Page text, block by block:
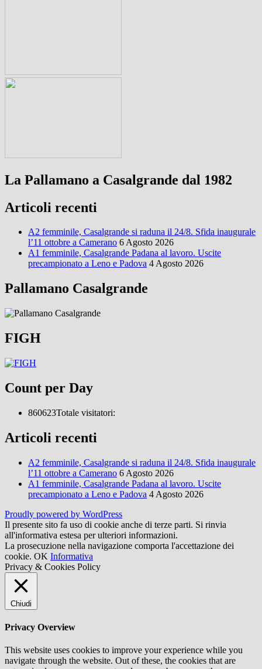
La Pallamano a Casalgrande dal 1982
Articoli recenti
A2 femminile, Casalgrande si raduna il 24/8. Sfida inaugurale
l’11 ottobre a Camerano 6 Agosto 2026
A1 femminile, Casalgrande Padana al lavoro. Uscite
precampionato a Leno e Padova 4 Agosto 2026
Pallamano Casalgrande
FIGH
Count per Day
860623Totale visitatori:
Articoli recenti
A2 femminile, Casalgrande si raduna il 24/8. Sfida inaugurale
l’11 ottobre a Camerano 6 Agosto 2026
A1 femminile, Casalgrande Padana al lavoro. Uscite
precampionato a Leno e Padova 4 Agosto 2026
Proudly powered by WordPress
Il presente sito fa uso di cookie anche di terze parti. Si rinvia
all'informativa estesa per ulteriori informazioni.
La prosecuzione nella navigazione comporta l'accettazione dei
cookie. OK Informativa
Privacy & Cookies Policy
Chiudi
Privacy Overview
This website uses cookies to improve your experience while you
navigate through the website. Out of these, the cookies that are